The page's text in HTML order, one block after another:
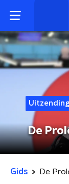
De
Gids De